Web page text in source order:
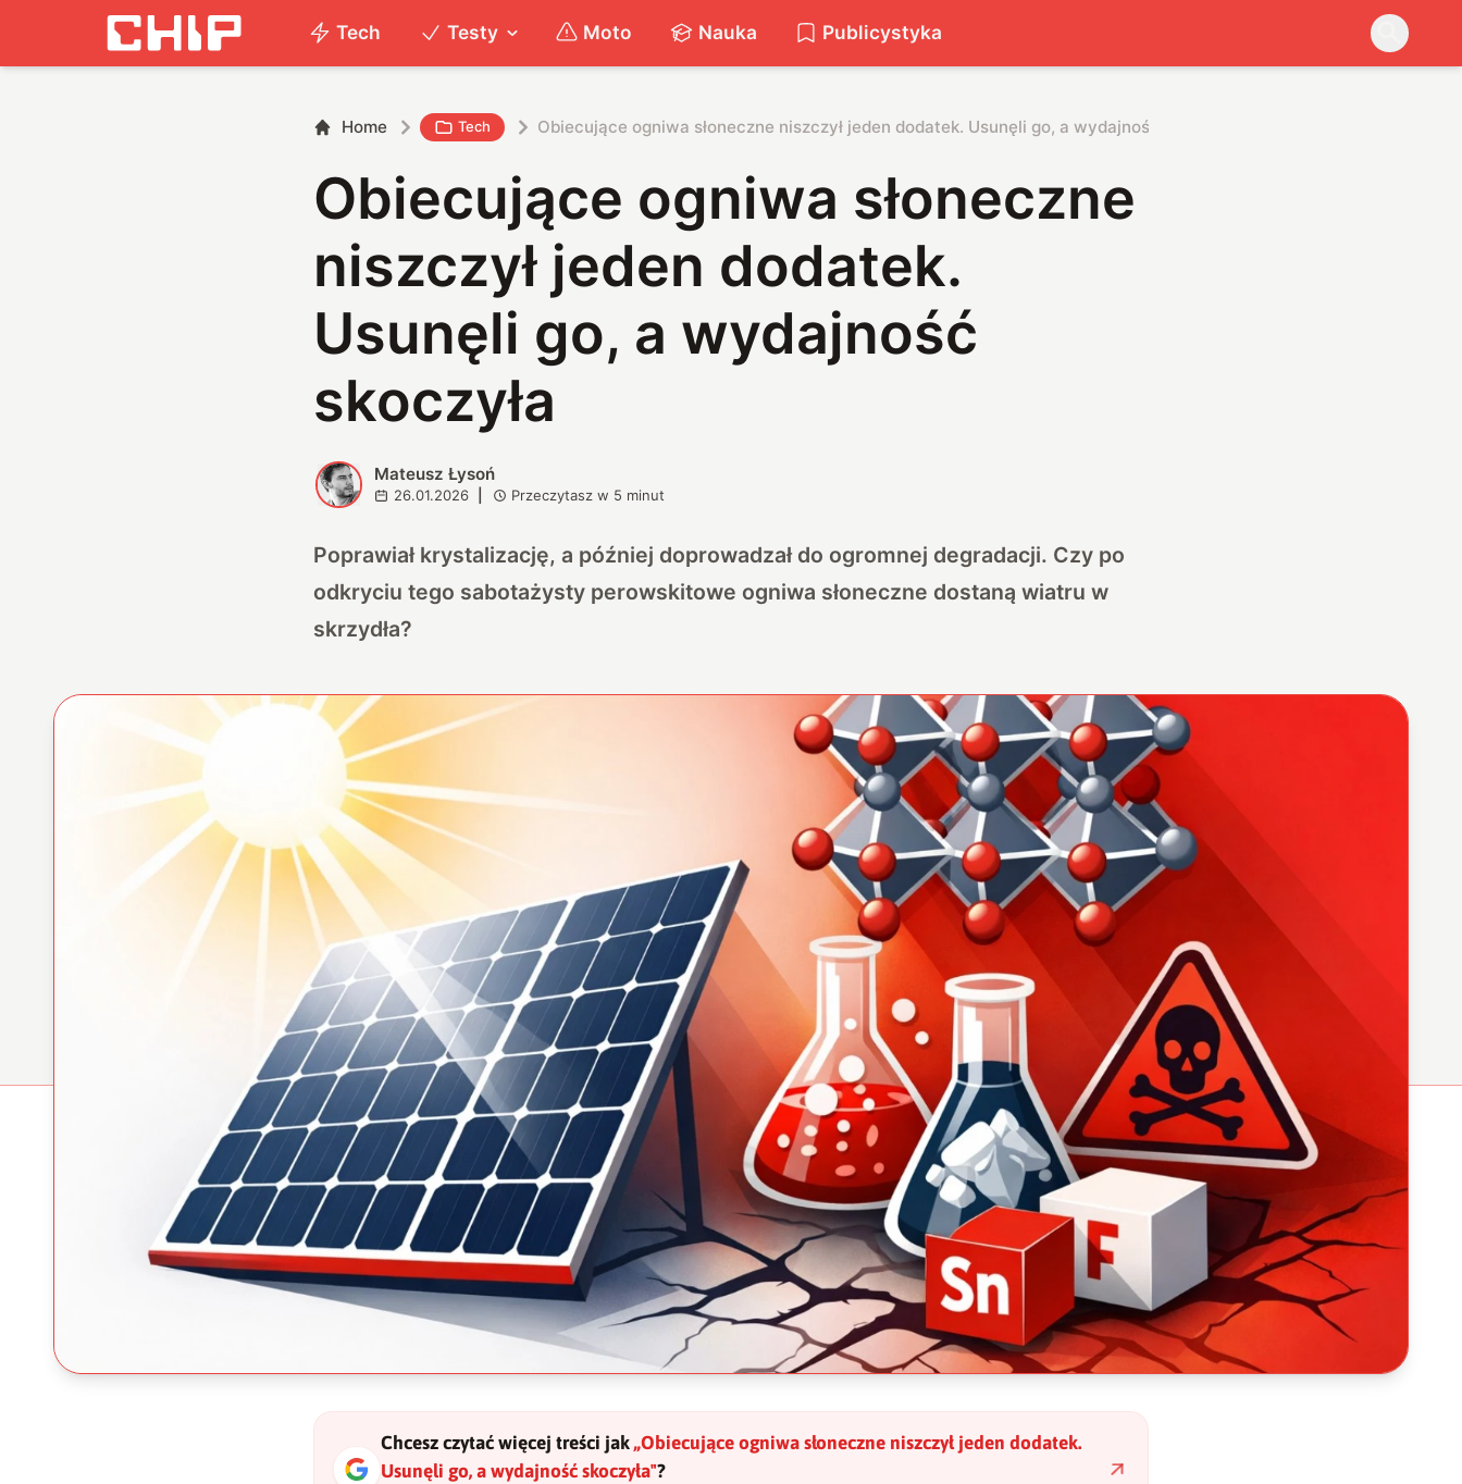
Tech Testy Moto Nauka Publicystyka
Home Tech Obiecujące ogniwa słoneczne niszczył jeden dodatek. Usunęli go, a wydajność skoczyła
Obiecujące ogniwa słoneczne
niszczył jeden dodatek.
Usunęli go, a wydajność
skoczyła
M Mateusz Łysoń
26.01.2026 Przeczytasz w 5 minut
Poprawiał krystalizację, a później doprowadzał do ogromnej degradacji. Czy po
odkryciu tego sabotażysty perowskitowe ogniwa słoneczne dostaną wiatru w
skrzydła?
Chcesz czytać więcej treści jak „Obiecujące ogniwa słoneczne niszczył jeden dodatek.
Usunęli go, a wydajność skoczyła"?